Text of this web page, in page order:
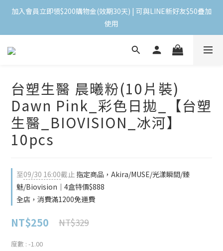
加入會員立即領$200購物金(效期30天) | 可與LINE新好友$50疊加
使用
使用
＼ 全館滿千贈千點 ／ 回饋無上限，效期60天！
加入會員立即領$200購物金(效期30天) | 可與LINE新好友$50疊加
使用
台塑生醫 晨曦粉(10片裝)
Dawn Pink_彩色日拋_【台塑
生醫_BIOVISION_冰河】
10pcs
至09/30 16:00截止 指定商品，Akira/MUSE/光漾瞬間/臻
魅/Biovision｜4盒特價$888
全店，消費滿1200免運費
NT$250 NT$329
度數 : -1.00